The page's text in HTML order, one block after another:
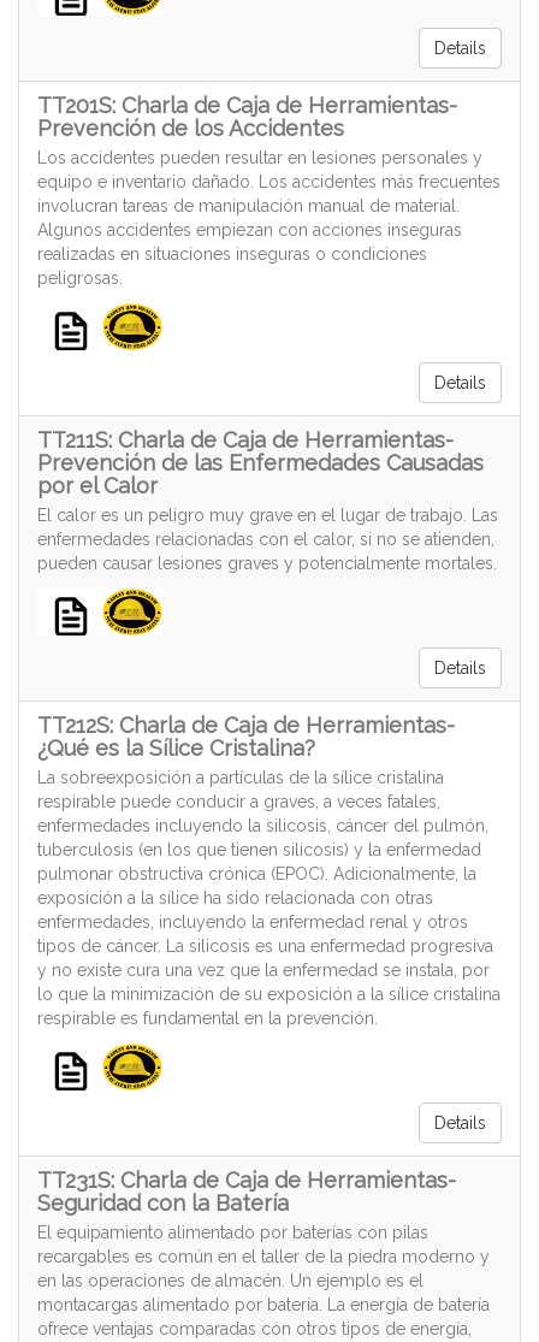
Details
TT201S: Charla de Caja de Herramientas-
Prevención de los Accidentes
Los accidentes pueden resultar en lesiones personales y
equipo e inventario dañado. Los accidentes más frecuentes
involucran tareas de manipulación manual de material.
Algunos accidentes empiezan con acciones inseguras
realizadas en situaciones inseguras o condiciones
peligrosas.
Details
TT211S: Charla de Caja de Herramientas-
Prevención de las Enfermedades Causadas
por el Calor
El calor es un peligro muy grave en el lugar de trabajo. Las
enfermedades relacionadas con el calor, si no se atienden,
pueden causar lesiones graves y potencialmente mortales.
Details
TT212S: Charla de Caja de Herramientas-
¿Qué es la Sílice Cristalina?
La sobreexposición a partículas de la sílice cristalina
respirable puede conducir a graves, a veces fatales,
enfermedades incluyendo la silicosis, cáncer del pulmón,
tuberculosis (en los que tienen silicosis) y la enfermedad
pulmonar obstructiva crónica (EPOC). Adicionalmente, la
exposición a la sílice ha sido relacionada con otras
enfermedades, incluyendo la enfermedad renal y otros
tipos de cáncer. La silicosis es una enfermedad progresiva
y no existe cura una vez que la enfermedad se instala, por
lo que la minimización de su exposición a la sílice cristalina
respirable es fundamental en la prevención.
Details
TT231S: Charla de Caja de Herramientas-
Seguridad con la Batería
El equipamiento alimentado por baterías con pilas
recargables es común en el taller de la piedra moderno y
en las operaciones de almacén. Un ejemplo es el
montacargas alimentado por batería. La energía de batería
ofrece ventajas comparadas con otros tipos de energía,